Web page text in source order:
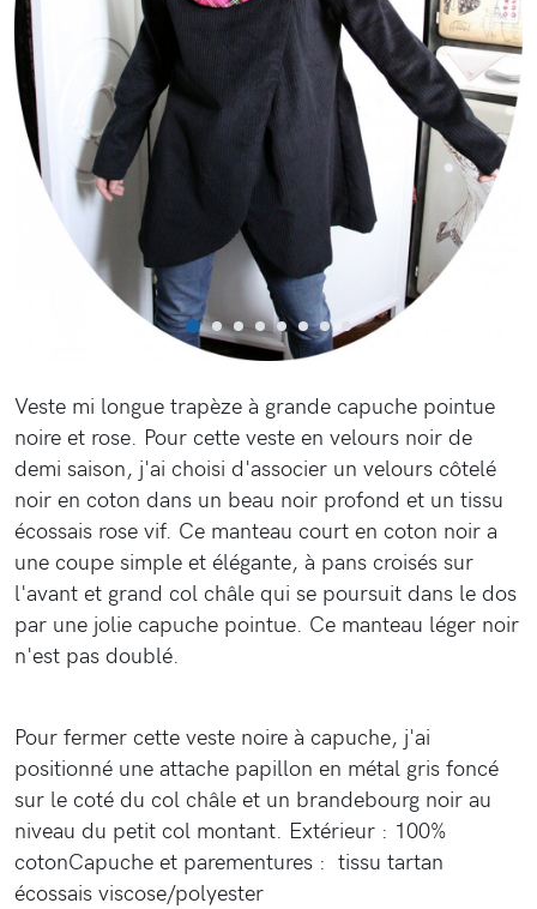
Veste mi longue trapèze à grande capuche pointue
noire et rose. Pour cette veste en velours noir de
demi saison, j'ai choisi d'associer un velours côtelé
noir en coton dans un beau noir profond et un tissu
écossais rose vif. Ce manteau court en coton noir a
une coupe simple et élégante, à pans croisés sur
l'avant et grand col châle qui se poursuit dans le dos
par une jolie capuche pointue. Ce manteau léger noir
n'est pas doublé.
Pour fermer cette veste noire à capuche, j'ai
positionné une attache papillon en métal gris foncé
sur le coté du col châle et un brandebourg noir au
niveau du petit col montant. Extérieur : 100%
cotonCapuche et parementures : tissu tartan
écossais viscose/polyester